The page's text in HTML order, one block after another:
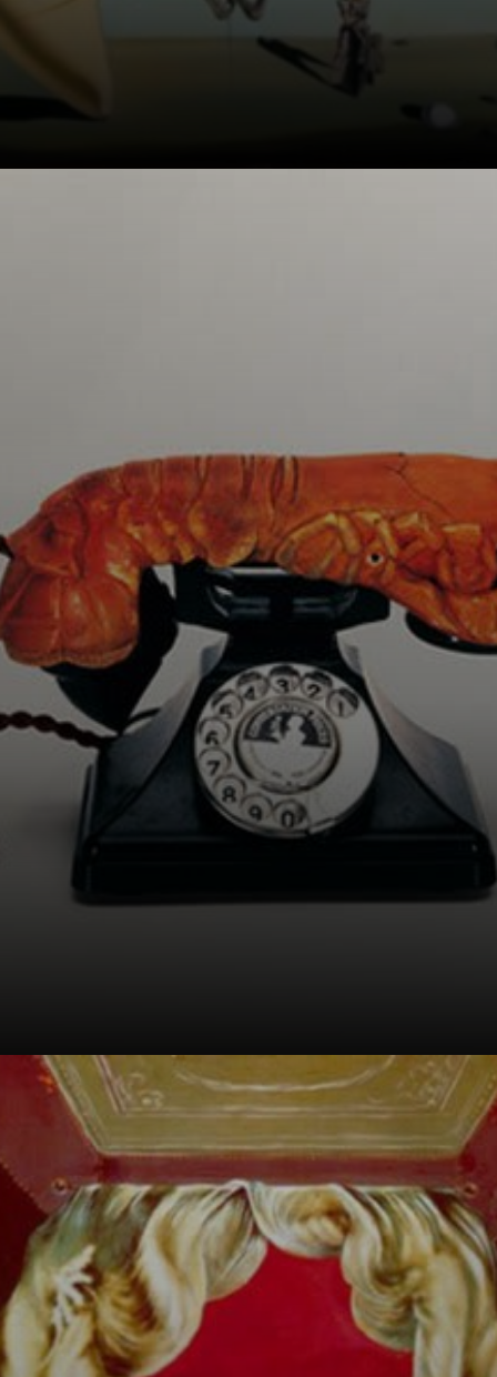
einen Meister
Figur an einem
Fenster: Ein
Alltagsleben in
der
Vergangenheit